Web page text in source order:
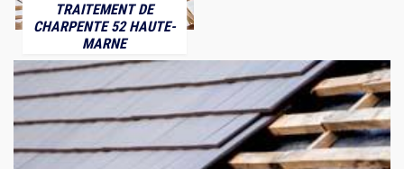
TRAITEMENT DE
CHARPENTE 52 HAUTE-
MARNE